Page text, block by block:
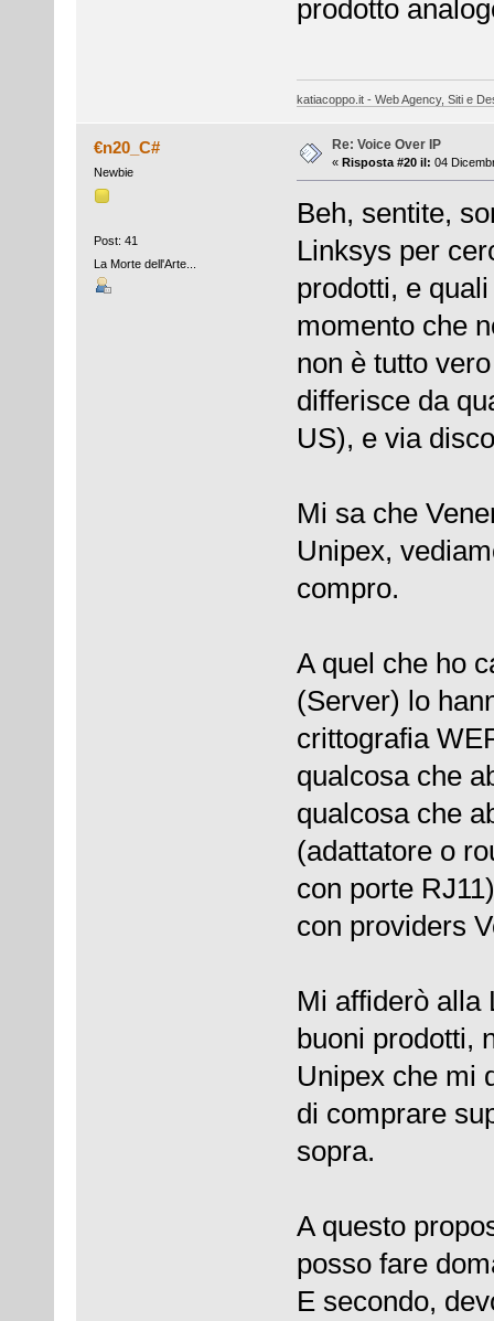
prodotto
katiacoppo.it - Web Agency, Siti e
€n20_C#
Newbie
Post: 41
La Morte dell'Arte...
Re: Voice Over IP
« Risposta #20 il: 04
Beh, sentite,
Linksys per
prodotti, e
momento che
non è tutto
differisce da
US), e via
Mi sa che
Unipex,
compro.
A quel che ho
(Server) lo
crittografia
qualcosa che
qualcosa che
(adattatore o
con porte
con providers
Mi affiderò alla
buoni prodotti,
Unipex che mi
di comprare
sopra.
A questo
posso fare
E secondo,